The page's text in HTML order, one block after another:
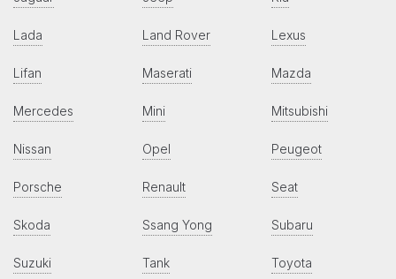
Lada Land Rover Lexus
Lifan Maserati Mazda
Mercedes Mini Mitsubishi
Nissan Opel Peugeot
Porsche Renault Seat
Skoda Ssang Yong Subaru
Suzuki Tank Toyota